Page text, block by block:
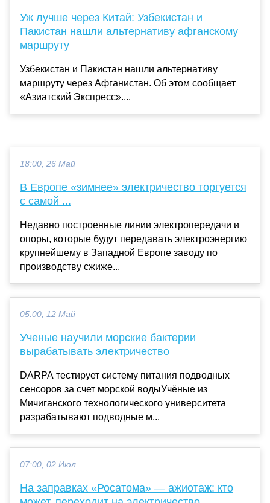
Уж лучше через Китай: Узбекистан и
Пакистан нашли альтернативу афганскому
маршруту
Узбекистан и Пакистан нашли альтернативу
маршруту через Афганистан. Об этом сообщает
«Азиатский Экспресс»....
18:00, 26 Май
В Европе «зимнее» электричество торгуется
с самой ...
Недавно построенные линии электропередачи и
опоры, которые будут передавать электроэнергию
крупнейшему в Западной Европе заводу по
производству сжиже...
05:00, 12 Май
Ученые научили морские бактерии
вырабатывать электричество
DARPA тестирует систему питания подводных
сенсоров за счет морской водыУчёные из
Мичиганского технологического университета
разрабатывают подводные м...
07:00, 02 Июл
На заправках «Росатома» — ажиотаж: кто